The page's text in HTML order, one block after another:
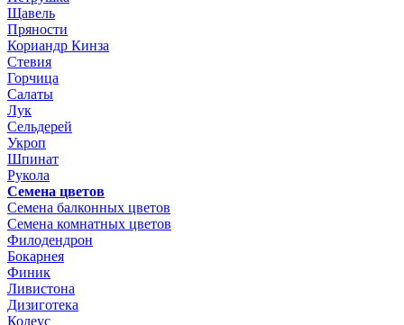
Щавель
Пряности
Кориандр Кинза
Стевия
Горчица
Салаты
Лук
Сельдерей
Укроп
Шпинат
Рукола
Семена цветов
Семена балконных цветов
Семена комнатных цветов
Филодендрон
Бокарнея
Финик
Ливистона
Дизиготека
Колеус